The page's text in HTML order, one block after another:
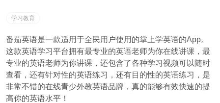
学习教育
番茄英语是一款适用于全民用户使用的掌上学英语的App。
这款英语学习平台拥有最专业的英语老师为你在线讲课，最
专业的英语老师为你讲课，还包含了各种学习视频可以随时
查看，还有针对性的英语练习，还有目的性的英语练习，是
非常不错的在线青少外教英语品牌，真的能够有效快速的提
高你的英语水平！